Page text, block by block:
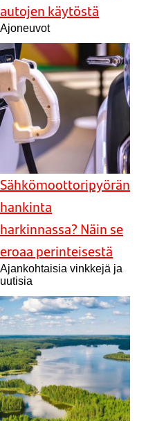
autojen käytöstä
Ajoneuvot
Sähkömoottoripyörän
hankinta
harkinnassa? Näin se
eroaa perinteisestä
Ajankohtaisia vinkkejä ja
uutisia